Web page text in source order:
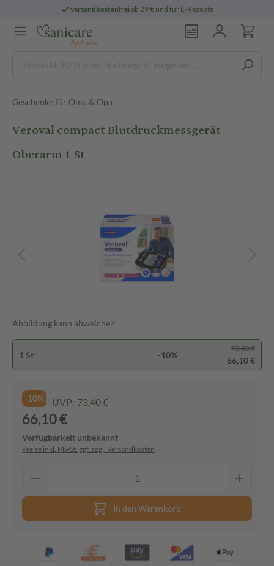
versandkostenfreiab 29 € und für E-Rezepte
Geschenke für Oma & Opa
Veroval compact Blutdruckmessgerät
Oberarm 1 St
Abbildung kann abweichen
1 St -10%
73,40 €
66,10 €
-10% UVP: 73,40 €
66,10 €
Verfügbarkeit unbekannt
Preise inkl. MwSt. ggf. zzgl. Versandkosten
In den Warenkorb